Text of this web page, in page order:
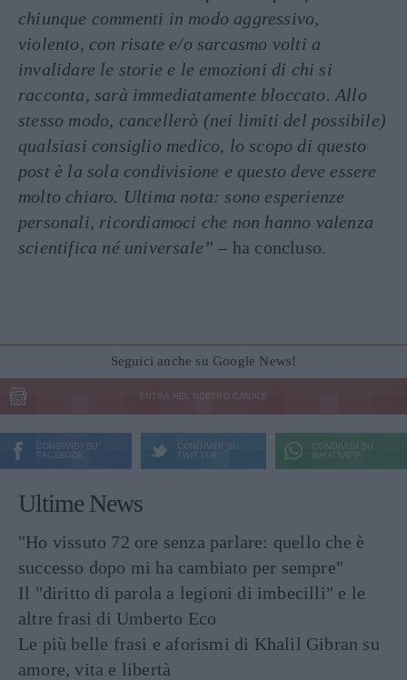
chiunque commenti in modo aggressivo,
violento, con risate e/o sarcasmo volti a
invalidare le storie e le emozioni di chi si
racconta, sarà immediatamente bloccato. Allo
stesso modo, cancellerò (nei limiti del possibile)
qualsiasi consiglio medico, lo scopo di questo
post è la sola condivisione e questo deve essere
molto chiaro. Ultima nota: sono esperienze
personali, ricordiamoci che non hanno valenza
scientifica né universale” – ha concluso.
Seguici anche su Google News!
ENTRA NEL NOSTRO CANALE
CONDIVIDI SU
FACEBOOK
CONDIVIDI SU
TWITTER
CONDIVIDI SU
WHATSAPP
Ultime News
"Ho vissuto 72 ore senza parlare: quello che è
successo dopo mi ha cambiato per sempre"
Il "diritto di parola a legioni di imbecilli" e le
altre frasi di Umberto Eco
Le più belle frasi e aforismi di Khalil Gibran su
amore, vita e libertà